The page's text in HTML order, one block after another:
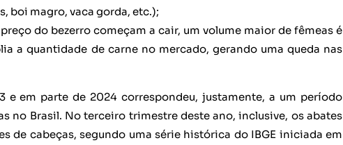
boi magro, vaca gorda, etc.);
do bezerro começam a cair, um volume maior de fêmeas é
a quantidade de carne no mercado, gerando uma queda nas
e em parte de 2024 correspondeu, justamente, a um período
no Brasil. No terceiro trimestre deste ano, inclusive, os abates
de cabeças, segundo uma série histórica do IBGE iniciada em